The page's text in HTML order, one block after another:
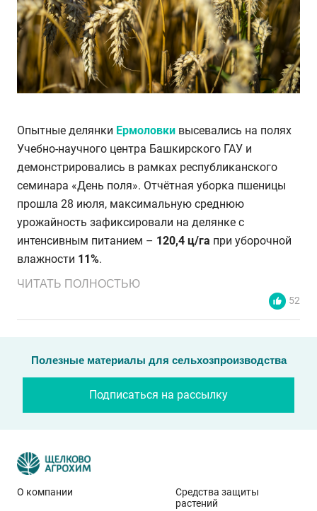
Опытные делянки Ермоловки высевались на полях
Учебно-научного центра Башкирского ГАУ и
демонстрировались в рамках республиканского
семинара «День поля». Отчётная уборка пшеницы
прошла 28 июля, максимальную среднюю
урожайность зафиксировали на делянке с
интенсивным питанием – 120,4 ц/га при уборочной
влажности 11%.
ЧИТАТЬ ПОЛНОСТЬЮ
52
Полезные материалы для сельхозпроизводства
Подписаться на рассылку
О компании
Средства защиты
растений